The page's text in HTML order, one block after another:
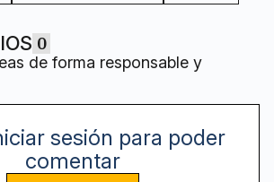
0
de forma responsable y
sesión para poder
comentar